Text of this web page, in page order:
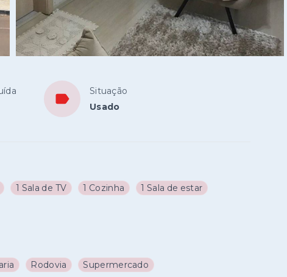
Situação
Usado
1 Sala de TV 1 Cozinha
1 Sala de estar
Rodovia Supermercado